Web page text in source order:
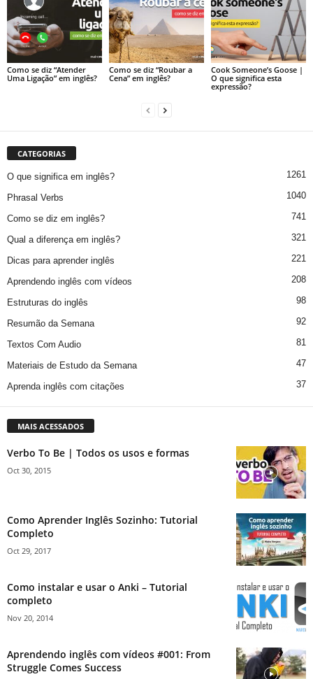
Como se diz “Atender
Uma Ligação” em inglês?
Como se diz “Roubar a
Cena” em inglês?
Cook Someone’s Goose |
O que significa esta
expressão?
CATEGORIAS
O que significa em inglês? 1261
Phrasal Verbs 1040
Como se diz em inglês? 741
Qual a diferença em inglês? 321
Dicas para aprender inglês 221
Aprendendo inglês com vídeos 208
Estruturas do inglês 98
Resumão da Semana 92
Textos Com Audio 81
Materiais de Estudo da Semana 47
Aprenda inglês com citações 37
MAIS ACESSADOS
Verbo To Be | Todos os usos e formas
Oct 30, 2015
Como Aprender Inglês Sozinho: Tutorial
Completo
Oct 29, 2017
Como instalar e usar o Anki – Tutorial
completo
Nov 20, 2014
Aprendendo inglês com vídeos #001: From
Struggle Comes Success